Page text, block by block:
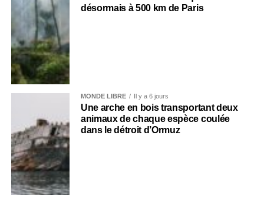
désormais à 500 km de Paris
MONDE LIBRE Il y a 6 jours
Une arche en bois transportant deux
animaux de chaque espèce coulée
dans le détroit d’Ormuz